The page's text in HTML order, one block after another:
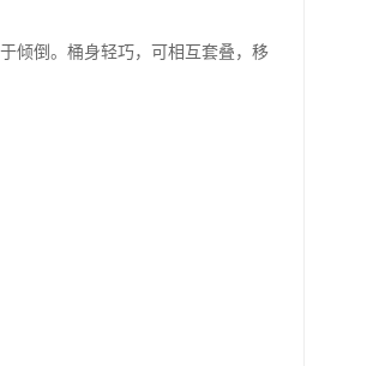
倾倒。桶身轻巧，可相互套叠，移